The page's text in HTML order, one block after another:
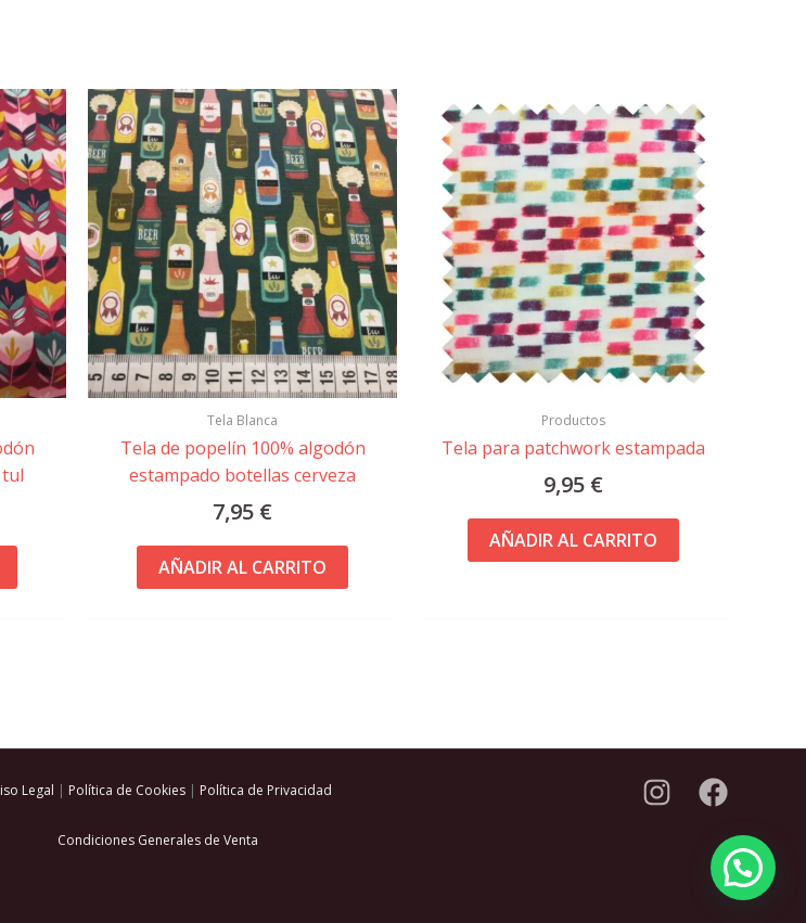
Tela Blanca
Tela de popelín 100% algodón
estampado botellas cerveza
7,95 €
AÑADIR AL CARRITO
Productos
Tela para patchwork estampada
9,95 €
AÑADIR AL CARRITO
Legal | Política de Cookies| Política de Privacidad
Condiciones Generales de Venta